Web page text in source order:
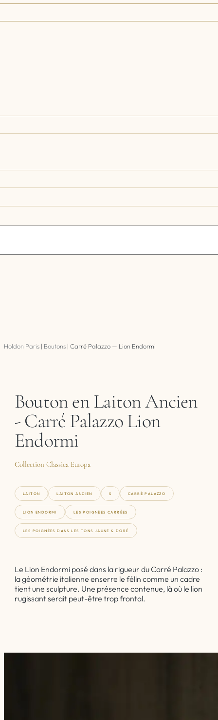
Holdon Paris | Boutons | Carré Palazzo — Lion Endormi
Bouton en Laiton Ancien
- Carré Palazzo Lion
Endormi
Collection Classica Europa
LAITON LAITON ANCIEN S CARRÉ PALAZZO
LION ENDORMI LES POIGNÉES CARRÉES
LES POIGNÉES DANS LES TONS JAUNE & DORÉ
Le Lion Endormi posé dans la rigueur du Carré Palazzo :
la géométrie italienne enserre le félin comme un cadre
tient une sculpture. Une présence contenue, là où le lion
rugissant serait peut-être trop frontal.